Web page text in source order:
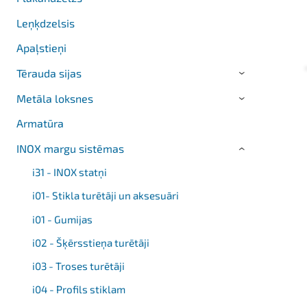
Leņķdzelsis
Apaļstieņi
Tērauda sijas
›
Metāla loksnes ›
Armatūra
INOX margu sistēmas
i31 - INOX statņi
i01- Stikla turētāji un aksesuāri
i01 - Gumijas
i02 - Šķērsstieņa turētāji
i03 - Troses turētāji
i04 - Profils stiklam
›